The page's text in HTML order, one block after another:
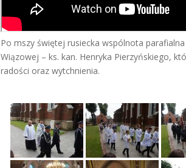
Po mszy świętej rusiecka wspólnota
Wiązowej – ks. kan. Henryka Pierzyńskiego,
radości oraz wytchnienia.